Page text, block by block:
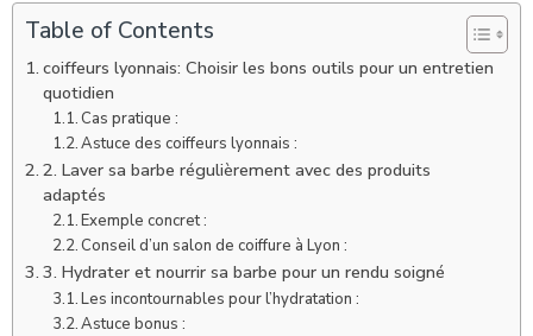
Table of Contents
coiffeurs lyonnais: Choisir les bons outils pour un entretien
quotidien
Cas pratique :
Astuce des coiffeurs lyonnais :
2. Laver sa barbe régulièrement avec des produits
adaptés
Exemple concret :
Conseil d’un salon de coiffure à Lyon :
3. Hydrater et nourrir sa barbe pour un rendu soigné
Les incontournables pour l’hydratation :
Astuce bonus :